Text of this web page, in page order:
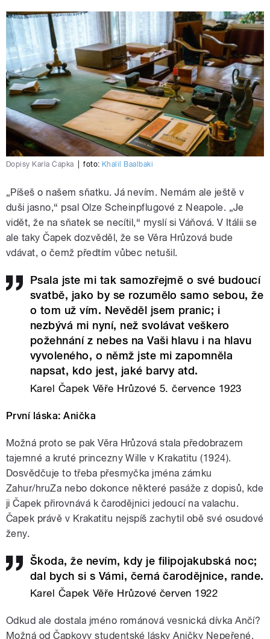
Dopisy Karla Čapka foto: Khalil Baalbaki
„Píšeš o našem sňatku. Já nevím. Nemám ale ještě v
duši jasno,“ psal Olze Scheinpflugové z Neapole. „Je
vidět, že na sňatek se necítil,“ myslí si Váňová. V Itálii se
ale taky Čapek dozvěděl, že se Věra Hrůzová bude
vdávat, o čemž předtím vůbec netušil.
Psala jste mi tak samozřejmě o své budoucí
svatbě, jako by se rozumělo samo sebou, že
o tom už vím. Nevěděl jsem pranic; i
nezbývá mi nyní, než svolávat veškero
požehnání z nebes na Vaši hlavu i na hlavu
vyvoleného, o němž jste mi zapomněla
napsat, kdo jest, jaké barvy atd.
Karel Čapek Věře Hrůzové 5. července 1923
První láska: Anička
Možná proto se pak Věra Hrůzová stala předobrazem
tajemné a kruté princezny Wille v Krakatitu (1924).
Dosvědčuje to třeba přesmyčka jména zámku
Zahur/hruZa nebo dokonce některé pasáže z dopisů, kde
ji Čapek přirovnává k čarodějnici jedoucí na valachu.
Čapek právě v Krakatitu nejspíš zachytil obě své osudové
ženy.
Škoda, že nevím, kdy je filipojakubská noc;
dal bych si s Vámi, černá čarodějnice, rande.
Karel Čapek Věře Hrůzové červen 1922
Odkud ale dostala jméno románová vesnická dívka Ančí?
Možná od Čapkovy studentské lásky Aničky Nepeřené,